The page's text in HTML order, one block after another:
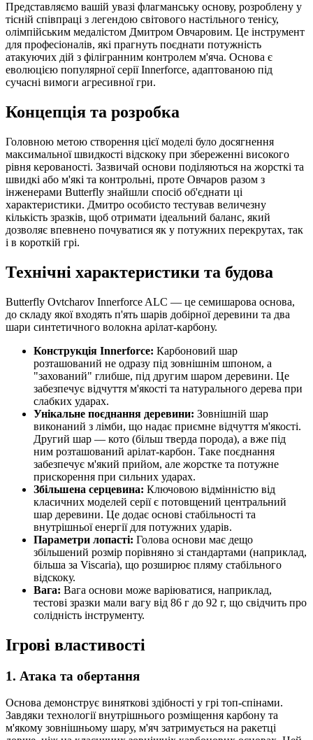
Представляємо вашій увазі флагманську основу, розроблену у
тісній співпраці з легендою світового настільного тенісу,
олімпійським медалістом Дмитром Овчаровим. Це інструмент
для професіоналів, які прагнуть поєднати потужність
атакуючих дій з філігранним контролем м'яча. Основа є
еволюцією популярної серії Innerforce, адаптованою під
сучасні вимоги агресивної гри.
Концепція та розробка
Головною метою створення цієї моделі було досягнення
максимальної швидкості відскоку при збереженні високого
рівня керованості. Зазвичай основи поділяються на жорсткі та
швидкі або м'які та контрольні, проте Овчаров разом з
інженерами Butterfly знайшли спосіб об'єднати ці
характеристики. Дмитро особисто тестував величезну
кількість зразків, щоб отримати ідеальний баланс, який
дозволяє впевнено почуватися як у потужних перекрутах, так
і в короткій грі.
Технічні характеристики та будова
Butterfly Ovtcharov Innerforce ALC — це семишарова основа,
до складу якої входять п'ять шарів добірної деревини та два
шари синтетичного волокна арілат-карбону.
Конструкція Innerforce: Карбоновий шар
розташований не одразу під зовнішнім шпоном, а
"захований" глибше, під другим шаром деревини. Це
забезпечує відчуття м'якості та натурального дерева при
слабких ударах.
Унікальне поєднання деревини: Зовнішній шар
виконаний з лімби, що надає приємне відчуття м'якості.
Другий шар — кото (більш тверда порода), а вже під
ним розташований арілат-карбон. Таке поєднання
забезпечує м'який прийом, але жорстке та потужне
прискорення при сильних ударах.
Збільшена серцевина: Ключовою відмінністю від
класичних моделей серії є потовщений центральний
шар деревини. Це додає основі стабільності та
внутрішньої енергії для потужних ударів.
Параметри лопасті: Голова основи має дещо
збільшений розмір порівняно зі стандартами (наприклад,
більша за Viscaria), що розширює пляму стабільного
відскоку.
Вага: Вага основи може варіюватися, наприклад,
тестові зразки мали вагу від 86 г до 92 г, що свідчить про
солідність інструменту.
Ігрові властивості
1. Атака та обертання
Основа демонструє виняткові здібності у грі топ-спінами.
Завдяки технології внутрішнього розміщення карбону та
м'якому зовнішньому шару, м'яч затримується на ракетці